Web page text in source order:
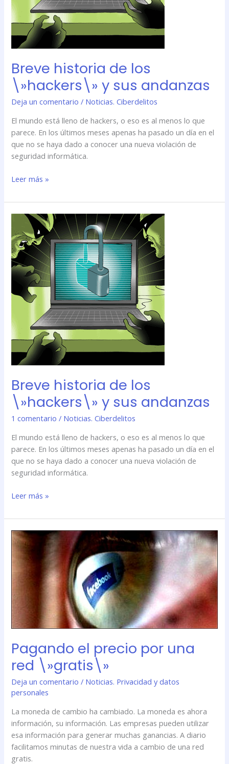
Breve historia de los
\»hackers\» y sus andanzas
Deja un comentario / Noticias. Ciberdelitos
El mundo está lleno de hackers, o eso es al menos lo que
parece. En los últimos meses apenas ha pasado un día en el
que no se haya dado a conocer una nueva violación de
seguridad informática.
Leer más »
Breve historia de los
\»hackers\» y sus andanzas
1 comentario / Noticias. Ciberdelitos
El mundo está lleno de hackers, o eso es al menos lo que
parece. En los últimos meses apenas ha pasado un día en el
que no se haya dado a conocer una nueva violación de
seguridad informática.
Breve
historia
de
los
\»hackers\»
y
andanzas
Leer más »
Pagando el precio por una
red \»gratis\»
Deja un comentario / Noticias. Privacidad y datos
personales
La moneda de cambio ha cambiado. La moneda es ahora
información, su información. Las empresas pueden utilizar
esa información para generar muchas ganancias. A diario
facilitamos minutas de nuestra vida a cambio de una red
gratis.
Pagando
el
precio
red